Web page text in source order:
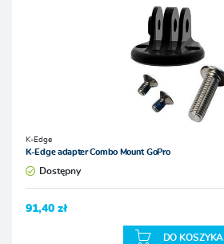
K-Edge
K-Edge adapter Combo Mount GoPro
Dostępny
91,40 zł
DO KOSZYKA